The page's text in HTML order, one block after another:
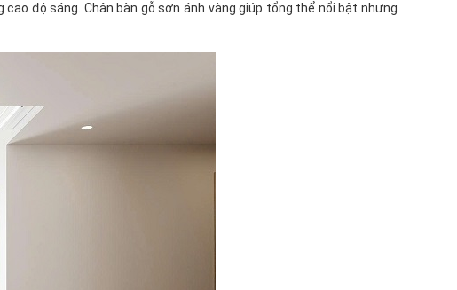
độ sáng. Chân bàn gỗ sơn ánh vàng giúp tổng thể nổi bật nhưng